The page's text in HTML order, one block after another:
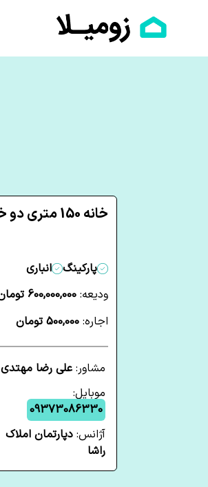
خانه 150 متری دو خوابه در ملایر
پارکینگ
انباری
ودیعه: 600,000,000 تومان
اجاره: 500,000 تومان
مشاور: علی رضا مهتدی
موبایل:
09373086330
آژانس: دپارتمان املاک
راشا